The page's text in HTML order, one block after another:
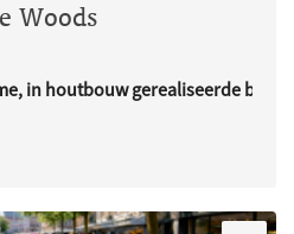
Woods
in houtbouw gerealiseerde buurt